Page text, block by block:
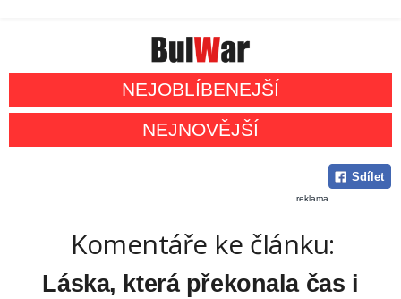
NEJOBLÍBENEJŠÍ
NEJNOVĚJŠÍ
Sdílet
reklama
Komentáře ke článku:
Láska, která překonala čas i